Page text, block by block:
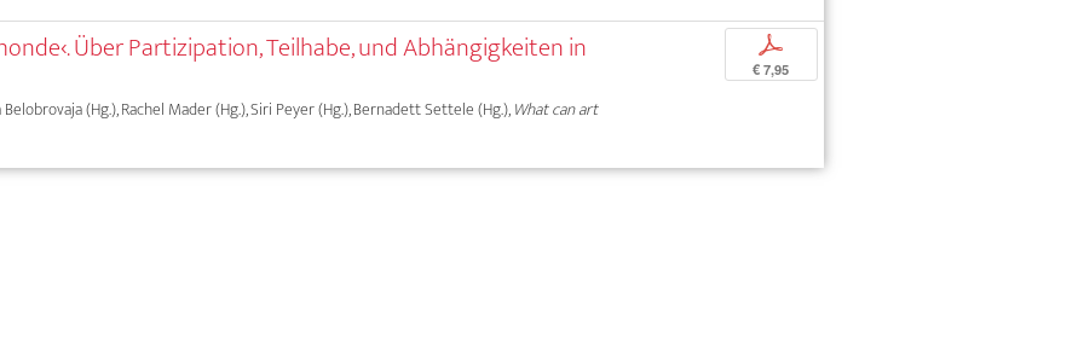
Über Partizipation, Teilhabe, und Abhängigkeiten in
(Hg.), Rachel Mader (Hg.), Siri Peyer (Hg.), Bernadett Settele (Hg.),What can art
p
€ 7,95